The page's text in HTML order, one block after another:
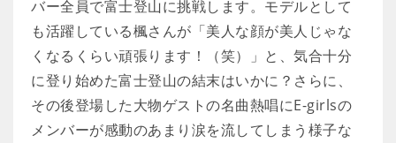
バー全員で富士登山に挑戦します。モデルとして
も活躍している楓さんが「美人な顔が美人じゃな
くなるくらい頑張ります！（笑）」と、気合十分
に登り始めた富士登山の結末はいかに？さらに、
その後登場した大物ゲストの名曲熱唱にE-girlsの
メンバーが感動のあまり涙を流してしまう様子な